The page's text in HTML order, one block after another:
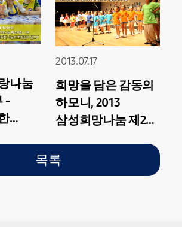
나눔
-
2013.07.17
희망을 담은 감동의
하모니, 2013
삼성희망나눔 제2회
합창페스티벌
목록